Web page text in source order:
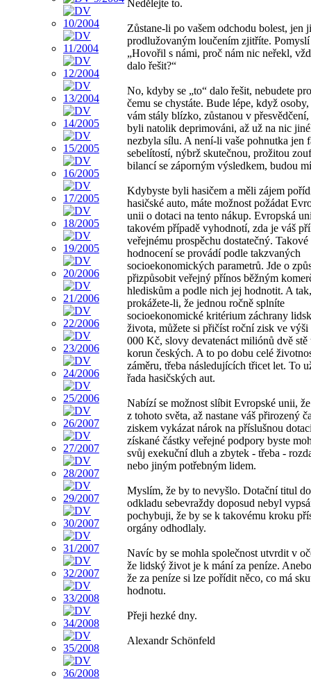
Nedělejte to.
Zůstane-li po vašem odchodu bolest, jen
prodlužovaným loučením zjitříte.
„Hovořil s námi, proč nám nic neřekl,
dalo řešit?“
No, kdyby se „to“ dalo řešit, nebudete
čemu se chystáte. Bude lépe, když
vám stály blízko, zůstanou v přesvědčení,
byli natolik deprimováni, až už na nic
nezbyla sílu. A není-li vaše pohnutka jen
sebelítostí, nýbrž skutečnou, prožitou
bilancí se záporným výsledkem, budou
Kdybyste byli hasičem a měli zájem
hasičské auto, máte možnost požádat
unii o dotaci na tento nákup. Evropská
takovém případě vyhodnotí, zda je váš
veřejnému prospěchu dostatečný. Takové
hodnocení se provádí podle takzvaných
socioekonomických parametrů. Jde o
přizpůsobit veřejný přínos běžným
hlediskům a podle nich jej hodnotit. A tak,
prokážete-li, že jednou ročně splníte
socioekonomické kritérium záchrany
života, můžete si přičíst roční zisk ve výši
000 Kč, slovy devatenáct miliónů dvě stě
korun českých. A to po dobu celé
záměru, třeba následujících třicet let. To
řada hasičských aut.
Nabízí se možnost slíbit Evropské unii,
z tohoto světa, až nastane váš přirozený
ziskem vykázat nárok na příslušnou
získané částky veřejné podpory byste
svůj exekuční dluh a zbytek - třeba -
nebo jiným potřebným lidem.
Myslím, že by to nevyšlo. Dotační titul
odkladu sebevraždy doposud nebyl
pochybuji, že by se k takovému kroku
orgány odhodlaly.
Navíc by se mohla společnost utvrdit v
že lidský život je k mání za peníze.
že za peníze si lze pořídit něco, co má
hodnotu.
Přeji hezké dny.
Alexandr Schönfeld